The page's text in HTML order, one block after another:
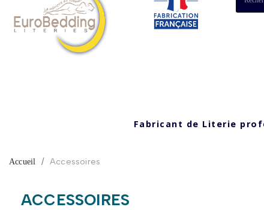
Fabricant de Literie
Accueil Accessoires
ACCESSOIRES